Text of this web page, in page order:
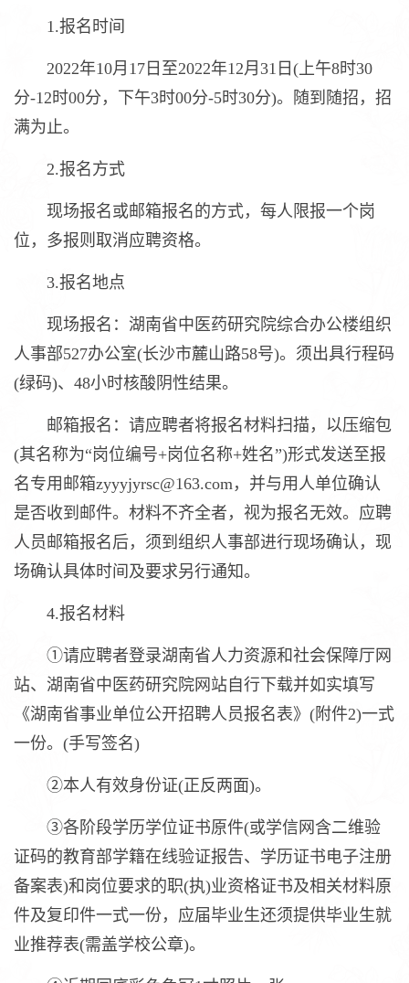
1.报名时间
2022年10月17日至2022年12月31日(上午8时30
分-12时00分，下午3时00分-5时30分)。随到随招，招
满为止。
2.报名方式
现场报名或邮箱报名的方式，每人限报一个岗
位，多报则取消应聘资格。
3.报名地点
现场报名：湖南省中医药研究院综合办公楼组织
人事部527办公室(长沙市麓山路58号)。须出具行程码
(绿码)、48小时核酸阴性结果。
邮箱报名：请应聘者将报名材料扫描，以压缩包
(其名称为“岗位编号+岗位名称+姓名”)形式发送至报
名专用邮箱zyyyjyrsc@163.com，并与用人单位确认
是否收到邮件。材料不齐全者，视为报名无效。应聘
人员邮箱报名后，须到组织人事部进行现场确认，现
场确认具体时间及要求另行通知。
4.报名材料
①请应聘者登录湖南省人力资源和社会保障厅网
站、湖南省中医药研究院网站自行下载并如实填写
《湖南省事业单位公开招聘人员报名表》(附件2)一式
一份。(手写签名)
②本人有效身份证(正反两面)。
③各阶段学历学位证书原件(或学信网含二维验
证码的教育部学籍在线验证报告、学历证书电子注册
备案表)和岗位要求的职(执)业资格证书及相关材料原
件及复印件一式一份，应届毕业生还须提供毕业生就
业推荐表(需盖学校公章)。